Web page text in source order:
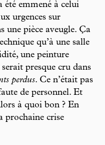
été emmené à celui
urgences sur
une pièce aveugle. Ça
qu’à une salle
une peinture
presque cru dans
perdus. Ce n’était pas
de personnel. Et
à quoi bon ? En
prochaine crise